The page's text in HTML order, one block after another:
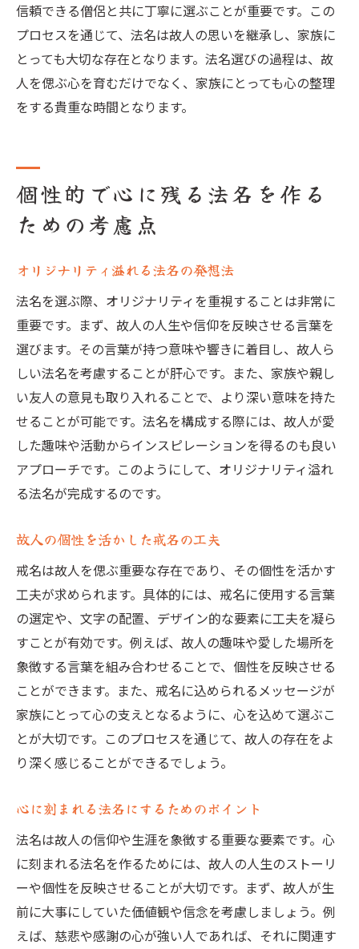
信頼できる僧侶と共に丁寧に選ぶことが重要です。この
プロセスを通じて、法名は故人の思いを継承し、家族に
とっても大切な存在となります。法名選びの過程は、故
人を偲ぶ心を育むだけでなく、家族にとっても心の整理
をする貴重な時間となります。
個性的で心に残る法名を作る
ための考慮点
オリジナリティ溢れる法名の発想法
法名を選ぶ際、オリジナリティを重視することは非常に
重要です。まず、故人の人生や信仰を反映させる言葉を
選びます。その言葉が持つ意味や響きに着目し、故人ら
しい法名を考慮することが肝心です。また、家族や親し
い友人の意見も取り入れることで、より深い意味を持た
せることが可能です。法名を構成する際には、故人が愛
した趣味や活動からインスピレーションを得るのも良い
アプローチです。このようにして、オリジナリティ溢れ
る法名が完成するのです。
故人の個性を活かした戒名の工夫
戒名は故人を偲ぶ重要な存在であり、その個性を活かす
工夫が求められます。具体的には、戒名に使用する言葉
の選定や、文字の配置、デザイン的な要素に工夫を凝ら
すことが有効です。例えば、故人の趣味や愛した場所を
象徴する言葉を組み合わせることで、個性を反映させる
ことができます。また、戒名に込められるメッセージが
家族にとって心の支えとなるように、心を込めて選ぶこ
とが大切です。このプロセスを通じて、故人の存在をよ
り深く感じることができるでしょう。
心に刻まれる法名にするためのポイント
法名は故人の信仰や生涯を象徴する重要な要素です。心
に刻まれる法名を作るためには、故人の人生のストーリ
ーや個性を反映させることが大切です。まず、故人が生
前に大事にしていた価値観や信念を考慮しましょう。例
えば、慈悲や感謝の心が強い人であれば、それに関連す